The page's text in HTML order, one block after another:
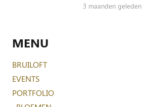
3 maanden geleden
MENU
BRUILOFT
EVENTS
PORTFOLIO